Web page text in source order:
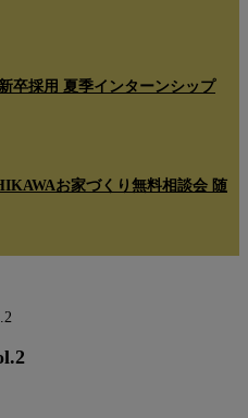
卒採用 夏季インターンシップ
お家づくり無料相談会 随